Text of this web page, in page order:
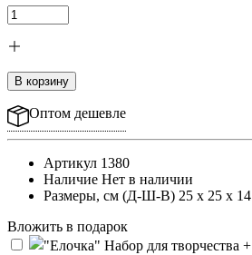
В корзину
Оптом дешевле
Артикул 1380
Наличие Нет в наличии
Размеры, cм (Д-Ш-В) 25 x 25 x 14
Вложить в подарок